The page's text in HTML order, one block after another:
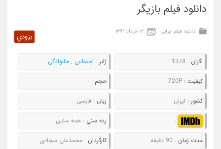
دانلود فیلم بازیگر
دانلود فیلم ایرانی ۲۲ خرداد ۱۳۹۹
بزودي
اکران : 1378 ژانر : اجتماعی ,خانوادگی
کيفيت :720P حجم : -
کشور : ایران زبان : فارسی
: رده سني : همه سنین
مدت زمان : 90 دقیقه کارگردان : محمدعلی سجادی